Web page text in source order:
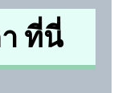
ที่นี่